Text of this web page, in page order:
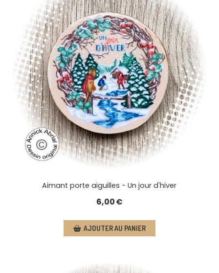
Aimant porte aiguilles - Un jour d'hiver
6,00€
AJOUTER AU PANIER